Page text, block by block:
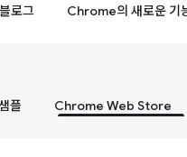
블로그 Chrome의 새로운 기
플 Chrome Web Store